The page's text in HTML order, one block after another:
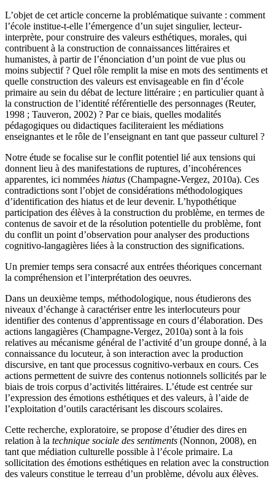
L’objet de cet article concerne la problématique suivante : comment
l’école institue-t-elle l’émergence d’un sujet singulier, lecteur-
interprète, pour construire des valeurs esthétiques, morales, qui
contribuent à la construction de connaissances littéraires et
humanistes, à partir de l’énonciation d’un point de vue plus ou
moins subjectif ? Quel rôle remplit la mise en mots des sentiments et
quelle construction des valeurs est envisageable en fin d’école
primaire au sein du débat de lecture littéraire ; en particulier quant à
la construction de l’identité référentielle des personnages (Reuter,
1998 ; Tauveron, 2002) ? Par ce biais, quelles modalités
pédagogiques ou didactiques faciliteraient les médiations
enseignantes et le rôle de l’enseignant en tant que passeur culturel ?
Notre étude se focalise sur le conflit potentiel lié aux tensions qui
donnent lieu à des manifestations de ruptures, d’incohérences
apparentes, ici nommées hiatus (Champagne-Vergez, 2010a). Ces
contradictions sont l’objet de considérations méthodologiques
d’identification des hiatus et de leur devenir. L’hypothétique
participation des élèves à la construction du problème, en termes de
contenus de savoir et de la résolution potentielle du problème, font
du conflit un point d’observation pour analyser des productions
cognitivo-langagières liées à la construction des significations.
Un premier temps sera consacré aux entrées théoriques concernant
la compréhension et l’interprétation des oeuvres.
Dans un deuxième temps, méthodologique, nous étudierons des
niveaux d’échange à caractériser entre les interlocuteurs pour
identifier des contenus d’apprentissage en cours d’élaboration. Des
actions langagières (Champagne-Vergez, 2010a) sont à la fois
relatives au mécanisme général de l’activité d’un groupe donné, à la
connaissance du locuteur, à son interaction avec la production
discursive, en tant que processus cognitivo-verbaux en cours. Ces
actions permettent de suivre des contenus notionnels sollicités par le
biais de trois corpus d’activités littéraires. L’étude est centrée sur
l’expression des émotions esthétiques et des valeurs, à l’aide de
l’exploitation d’outils caractérisant les discours scolaires.
Cette recherche, exploratoire, se propose d’étudier des dires en
relation à la technique sociale des sentiments (Nonnon, 2008), en
tant que médiation culturelle possible à l’école primaire. La
sollicitation des émotions esthétiques en relation avec la construction
des valeurs constitue le terreau d’un problème, dévolu aux élèves.